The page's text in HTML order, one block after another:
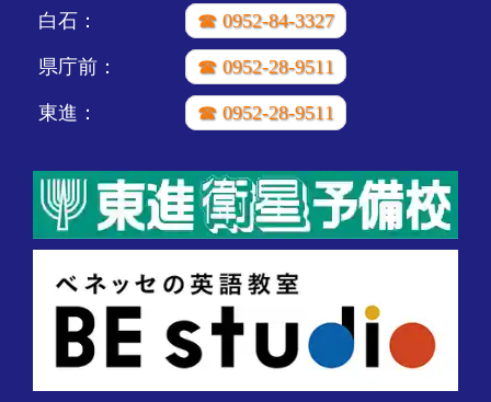
白石： ☎ 0952-84-3327
県庁前： ☎ 0952-28-9511
東進： ☎ 0952-28-9511